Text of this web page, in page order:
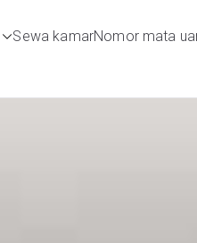
Sewa kamarNomor mata